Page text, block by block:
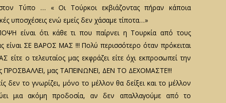
Τύπο … « Οι Τούρκοι εκβιάζοντας πήραν κάποια
υποσχέσεις ενώ εμείς δεν χάσαμε τίποτα…»
είναι ότι κάθε τι που παίρνει η Τουρκία από τους
είναι ΣΕ ΒΑΡΟΣ ΜΑΣ !!! Πολύ περισσότερο όταν πρόκειται
ο τελευταίος μας εκφράζει είτε όχι εκπροσωπεί την
ΠΡΟΣΒΑΛΛΕΙ, μας ΤΑΠΕΙΝΩΝΕΙ, ΔΕΝ ΤΟ ΔΕΧΟΜΑΣΤΕ!!!
δεν το γνωρίζει, μόνο το μέλλον θα δείξει και το μέλλον
μια ακόμη προδοσία, αν δεν απαλλαγούμε από το